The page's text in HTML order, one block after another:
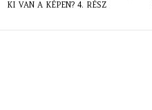
KI VAN A KÉPEN? 4. RÉSZ